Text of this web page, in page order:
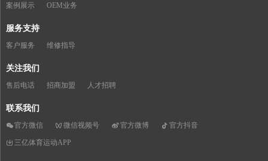
案例展示 OEM业务
服务支持
客户服务 维修指导
关注我们
售后电话 招商加盟 人才招聘
联系我们
官方微信 微信视频号 官方微博 官方抖音
三亿体育运动APP